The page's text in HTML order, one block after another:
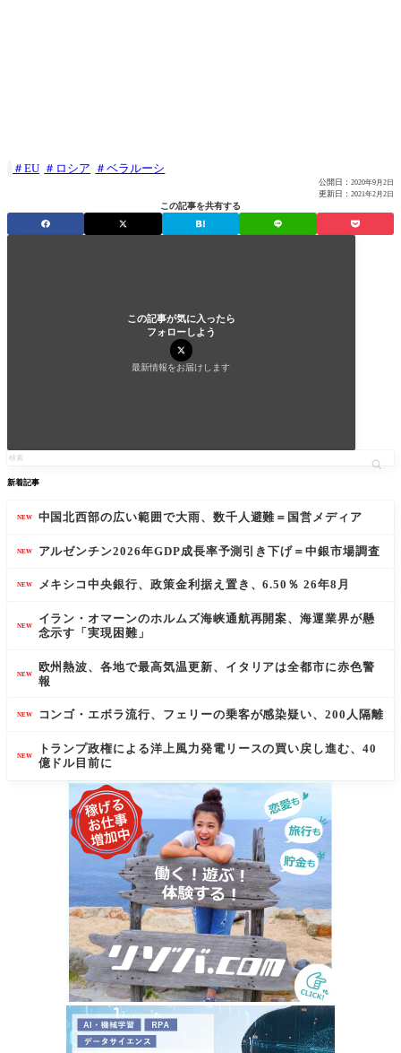
EU ロシア ベラルーシ
公開日： 2020年9月2日
更新日： 2021年2月2日
この記事を共有する
この記事が気に入ったら
フォローしよう
最新情報をお届けします
新着記事
NEW 中国北西部の広い範囲で大雨、数千人避難＝国営メディア
NEW アルゼンチン2026年GDP成長率予測引き下げ＝中銀市場調査
NEW メキシコ中央銀行、政策金利据え置き、6.50％ 26年8月
NEW
イラン・オマーンのホルムズ海峡通航再開案、海運業界が懸
念示す「実現困難」
NEW
欧州熱波、各地で最高気温更新、イタリアは全都市に赤色警
報
NEW コンゴ・エボラ流行、フェリーの乗客が感染疑い、200人隔離
NEW
トランプ政権による洋上風力発電リースの買い戻し進む、40
億ドル目前に